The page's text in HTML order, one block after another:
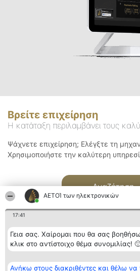
ΑΕΤΟΊ των ηλεκτρονικών
17:41
Γεια σας. Χαίρομαι που θα σας
κλικ στο αντίστοιχο θέμα συνομιλίας!
Ανήκω στους διακριθέντες και θέλω
Βρείτε επιχείρηση
Η κατάταξη περιλαμβάνει τους
Ψάχνετε επιχείρηση; Ελέγξτε τη
Χρησιμοποιήστε την καλύτερη
Αναζήτηση
Διοργανωτής της
κατάταξης
Κατάταξη
Διακριθέντες